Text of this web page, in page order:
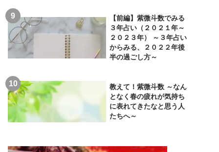
【前編】紫微斗数でみる
３年占い（２０２１年～
２０２３年） ～３年占い
からみる、２０２２年後
半の過ごし方～
教えて！紫微斗数 ～なん
となく春の疲れが気持ち
に表れてきたなと思う人
たちへ～